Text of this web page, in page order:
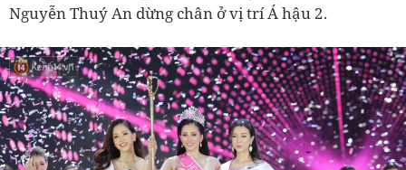
Nguyễn Thuý An dừng chân ở vị trí Á hậu 2.